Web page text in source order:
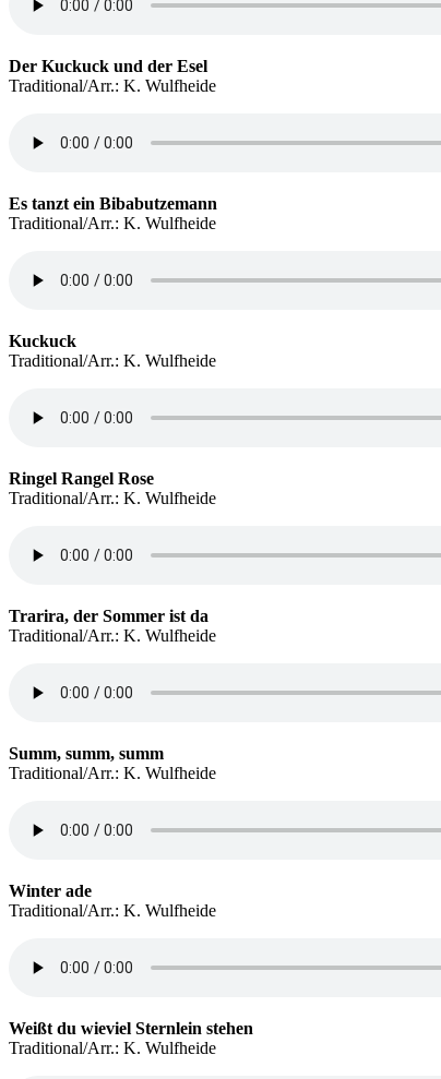
Der Kuckuck und der Esel
Traditional/Arr.: K. Wulfheide
Es tanzt ein Bibabutzemann
Traditional/Arr.: K. Wulfheide
Kuckuck
Traditional/Arr.: K. Wulfheide
Ringel Rangel Rose
Traditional/Arr.: K. Wulfheide
Trarira, der Sommer ist da
Traditional/Arr.: K. Wulfheide
Summ, summ, summ
Traditional/Arr.: K. Wulfheide
Winter ade
Traditional/Arr.: K. Wulfheide
Weißt du wieviel Sternlein stehen
Traditional/Arr.: K. Wulfheide